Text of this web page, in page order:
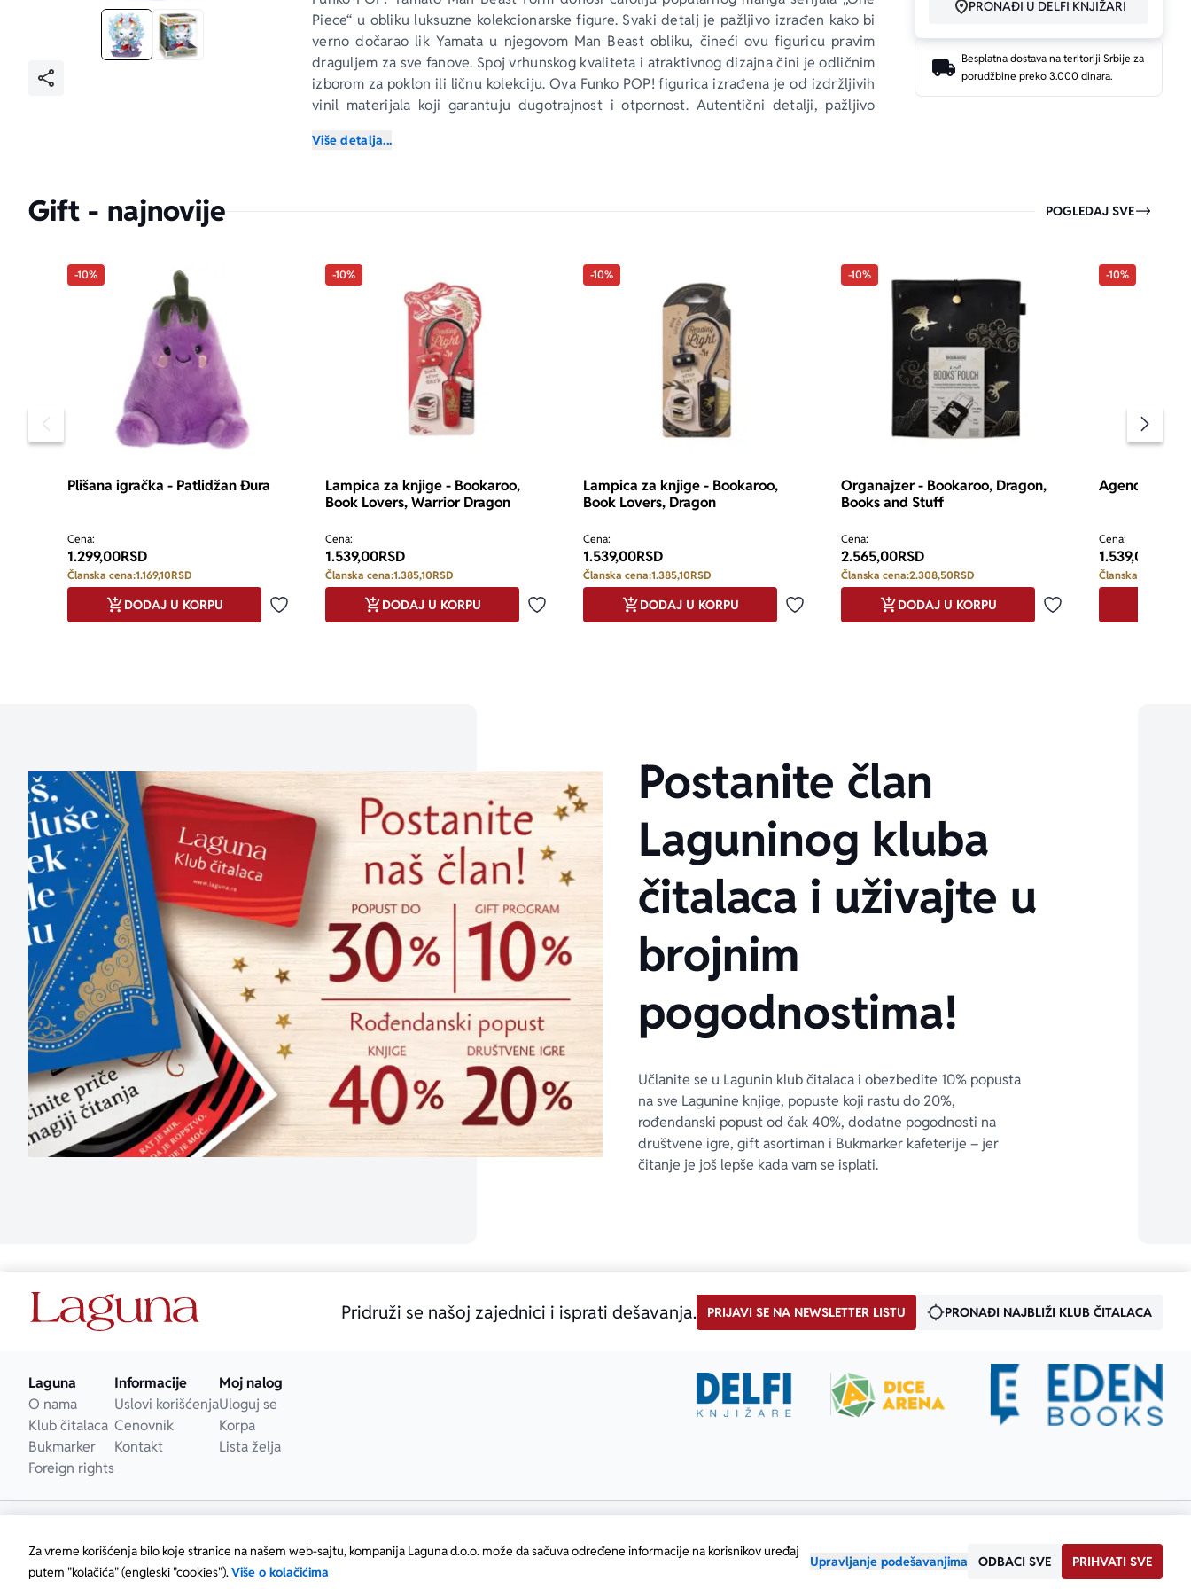
Za vreme korišćenja bilo koje stranice na našem web-sajtu, kompanija Laguna d.o.o. može da sačuva određene informacije na korisnikov uređaj
putem "kolačića" (engleski "cookies").Više o kolačićima
PRIHVATI SVE
ODBACI SVE
Upravljanje podešavanjima
Piece“ u obliku luksuzne kolekcionarske figure. Svaki detalj je pažljivo izrađen kako bi
verno dočarao lik Yamata u njegovom Man Beast obliku, čineći ovu figuricu pravim
draguljem za sve fanove. Spoj vrhunskog kvaliteta i atraktivnog dizajna čini je odličnim
izborom za poklon ili ličnu kolekciju. Ova Funko POP! figurica izrađena je od izdržljivih
vinil materijala koji garantuju dugotrajnost i otpornost. Autentični detalji, pažljivo
za kolekcionare i ljubitelje japanske kulture. Svaka figura dolazi u brendiranoj kutiji,
Više detalja...
PRONAĐI U DELFI KNJIŽARI
Besplatna dostava na teritoriji Srbije za
porudžbine preko 3.000 dinara.
Gift - najnovije POGLEDAJ SVE
Pomeranje sadržaja slajdera u levo
-10%
Plišana igračka - Patlidžan Đura
Cena:
1.299,00RSD
Članska cena:1.169,10RSD
Dodaj u omiljene
DODAJ U KORPU
-10%
Lampica za knjige - Bookaroo,
Book Lovers, Warrior Dragon
Cena:
1.539,00RSD
Članska cena:1.385,10RSD
Dodaj u omiljene
DODAJ U KORPU
-10%
Lampica za knjige - Bookaroo,
Book Lovers, Dragon
Cena:
1.539,00RSD
Članska cena:1.385,10RSD
Dodaj u omiljene
DODAJ U KORPU
-10%
Organajzer - Bookaroo, Dragon,
Books and Stuff
Cena:
2.565,00RSD
Članska cena:2.308,50RSD
Dodaj u omiljene
DODAJ U KORPU
-10%
Agenda A5 -
Cena:
1.539,00
Članska cena:
Postanite član
Laguninog kluba
čitalaca i uživajte u
brojnim
pogodnostima!
Učlanite se u Lagunin klub čitalaca i obezbedite 10% popusta
na sve Lagunine knjige, popuste koji rastu do 20%,
rođendanski popust od čak 40%, dodatne pogodnosti na
društvene igre, gift asortiman i Bukmarker kafeterije – jer
čitanje je još lepše kada vam se isplati.
Pridruži se našoj zajednici i isprati dešavanja. PRIJAVI SE NA NEWSLETTER LISTU PRONAĐI NAJBLIŽI KLUB ČITALACA
Laguna
O nama
Klub čitalaca
Bukmarker
Foreign rights
Informacije
Uslovi korišćenja
Cenovnik
Kontakt
Moj nalog
Uloguj se
Korpa
Lista želja
Copyright © Laguna d.o.o. Starine Novaka 23, Beograd • Matični broj: 17414844